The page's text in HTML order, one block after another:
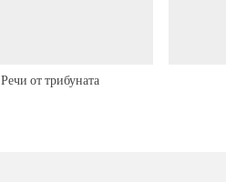
Речи от трибуната